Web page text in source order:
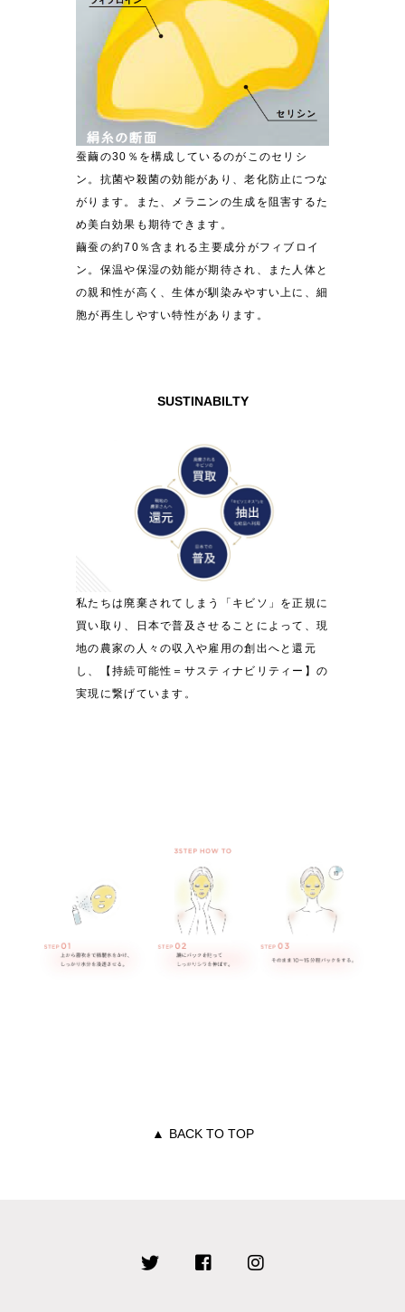
蚕繭の30％を構成しているのがこのセリシ
ン。抗菌や殺菌の効能があり、老化防止につな
がります。また、メラニンの生成を阻害するた
め美白効果も期待できます。
繭蚕の約70％含まれる主要成分がフィブロイ
ン。保温や保湿の効能が期待され、また人体と
の親和性が高く、生体が馴染みやすい上に、細
胞が再生しやすい特性があります。
SUSTINABILTY
私たちは廃棄されてしまう「キビソ」を正規に
買い取り、日本で普及させることによって、現
地の農家の人々の収入や雇用の創出へと還元
し、【持続可能性＝サスティナビリティー】の
実現に繋げています。
▲ BACK TO TOP